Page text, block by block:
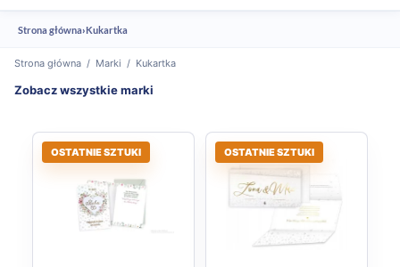
Strona główna›Kukartka
Strona główna / Marki / Kukartka
Zobacz wszystkie marki
OSTATNIE SZTUKI OSTATNIE SZTUKI